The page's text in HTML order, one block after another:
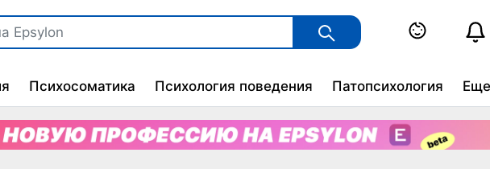
Психосоматика Психология поведения Патопсихология Еще